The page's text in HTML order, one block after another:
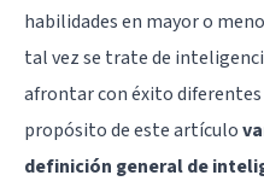
habilidades en mayor o
tal vez se trate de
afrontar con éxito diferentes
propósito de este artículo
definición general de